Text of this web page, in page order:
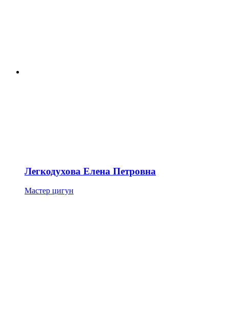
Легкодухова Елена Петровна
Мастер цигун